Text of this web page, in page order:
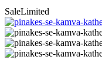
SaleLimited